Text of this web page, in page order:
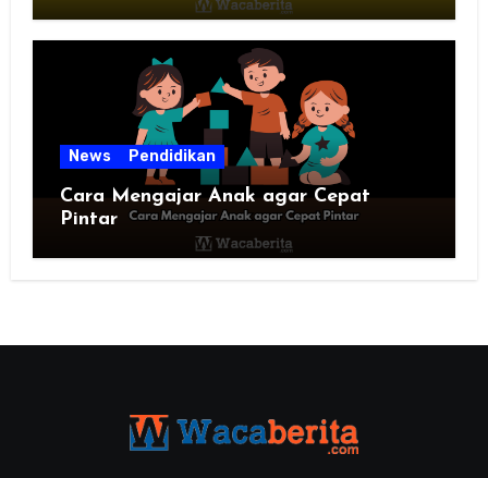
News Pendidikan
Cara Mengajar Anak agar Cepat
Pintar